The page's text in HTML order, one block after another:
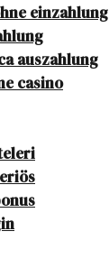
einzahlung
auszahlung
casino